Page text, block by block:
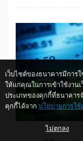
เว็บไซต์ของธนาคารมีการ
ให้แก่คุณในการเข้าใช้งาน
ประเภทของคุกกี้ที่ธนาคาร
คุกกี้ได้จาก นโยบายการใ
ไม่ตกลง